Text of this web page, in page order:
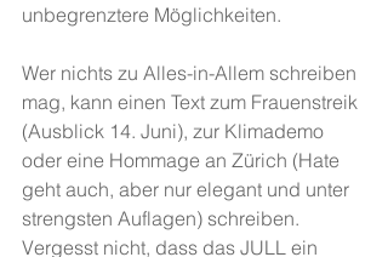
unbegrenztere Möglichkeiten.
Wer nichts zu Alles-in-Allem schreiben
mag, kann einen Text zum Frauenstreik
(Ausblick 14. Juni), zur Klimademo
oder eine Hommage an Zürich (Hate
geht auch, aber nur elegant und unter
strengsten Auflagen) schreiben.
Vergesst nicht, dass das JULL ein